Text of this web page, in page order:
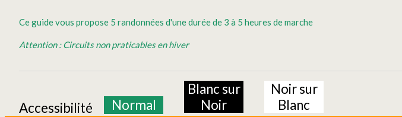
Ce guide vous propose 5 randonnées d'une durée de 3 à 5 heures de marche
Attention : Circuits non praticables en hiver
Accessibilité Normal
Blanc sur
Noir
Noir sur
Blanc